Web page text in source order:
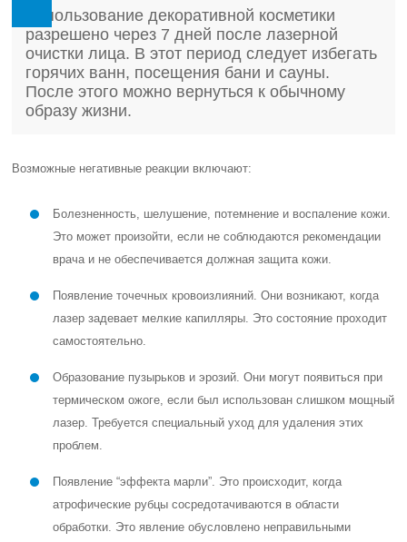
Использование декоративной косметики
разрешено через 7 дней после лазерной
очистки лица. В этот период следует избегать
горячих ванн, посещения бани и сауны.
После этого можно вернуться к обычному
образу жизни.
Возможные негативные реакции включают:
Болезненность, шелушение, потемнение и воспаление кожи.
Это может произойти, если не соблюдаются рекомендации
врача и не обеспечивается должная защита кожи.
Появление точечных кровоизлияний. Они возникают, когда
лазер задевает мелкие капилляры. Это состояние проходит
самостоятельно.
Образование пузырьков и эрозий. Они могут появиться при
термическом ожоге, если был использован слишком мощный
лазер. Требуется специальный уход для удаления этих
проблем.
Появление “эффекта марли”. Это происходит, когда
атрофические рубцы сосредотачиваются в области
обработки. Это явление обусловлено неправильными